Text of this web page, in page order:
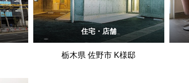
住宅・店舗
栃木県 佐野市 K様邸